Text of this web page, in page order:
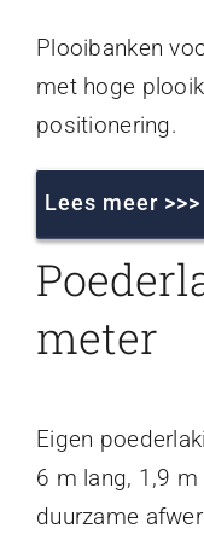
Plooibanken
met hoge
positionering.
Lees meer >>>
meter
Eigen
6 m lang, 1,9
duurzame